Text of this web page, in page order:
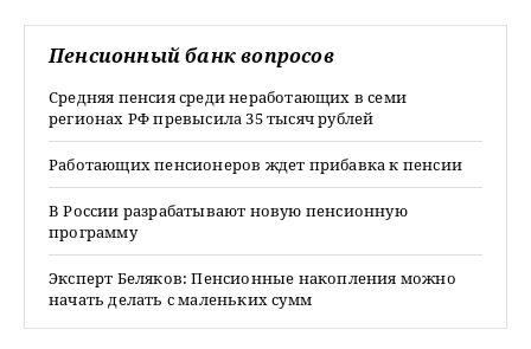
Пенсионный банк вопросов
Средняя пенсия среди неработающих в семи
регионах РФ превысила 35 тысяч рублей
Работающих пенсионеров ждет прибавка к пенсии
В России разрабатывают новую пенсионную
программу
Эксперт Беляков: Пенсионные накопления можно
начать делать с маленьких сумм